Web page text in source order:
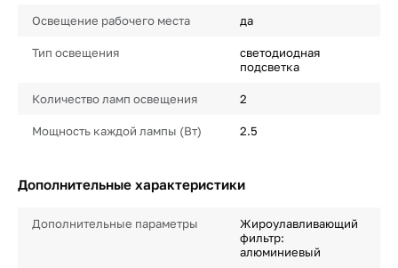
Освещение рабочего места да
Тип освещения
светодиодная
подсветка
Количество ламп освещения 2
Мощность каждой лампы (Вт) 2.5
Дополнительные характеристики
Дополнительные параметры
Жироулавливающий
фильтр:
алюминиевый